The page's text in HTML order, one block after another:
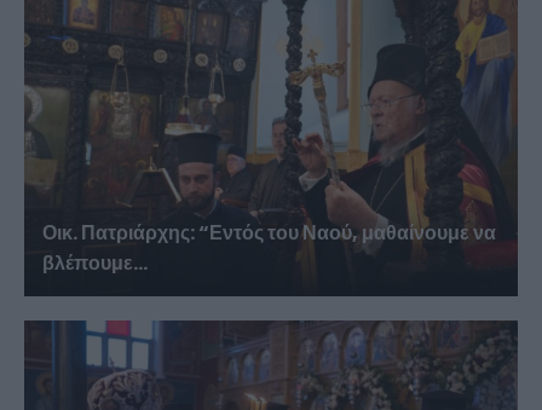
Οικ. Πατριάρχης: “Εντός του Ναού, μαθαίνουμε να
βλέπουμε...